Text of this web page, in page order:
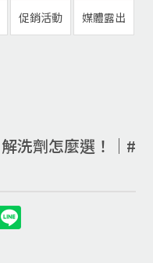
促銷活動 媒體露出
洗劑怎麼選！｜#